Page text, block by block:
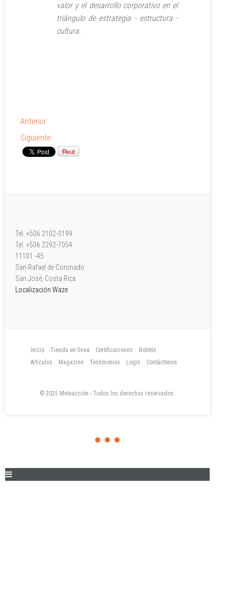
valor y el desarrollo corporativo en el
triángulo de estrategia - estructura -
cultura.
Anterior
Siguiente
Tel. +506 2102-0199
Tel. +506 2292-7054
11101 -45
San Rafael de Coronado
San José, Costa Rica
Localización Waze
Inicio Tienda en línea Certificaciones
Boletín
Artículos
Magazine Testimonios Login Contáctenos
© 2025 Metaacción - Todos los derechos reservados.